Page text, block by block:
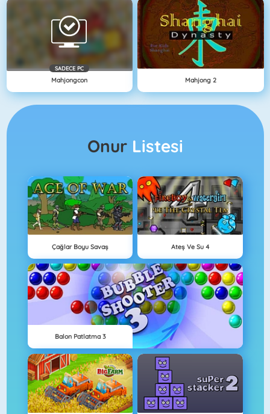
SADECE PC
Mahjongcon Mahjong 2
Onur Listesi
Çağlar Boyu Savaş Ateş Ve Su 4
Balon Patlatma 3